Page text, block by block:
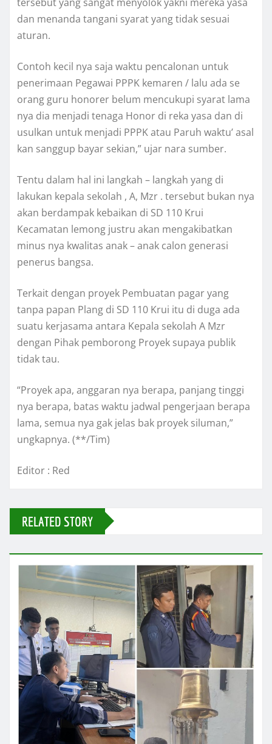
dan menanda tangani syarat yang tidak sesuai
aturan.
Contoh kecil nya saja waktu pencalonan untuk
penerimaan Pegawai PPPK kemaren / lalu ada se
orang guru honorer belum mencukupi syarat lama
nya dia menjadi tenaga Honor di reka yasa dan di
usulkan untuk menjadi PPPK atau Paruh waktu’ asal
kan sanggup bayar sekian,” ujar nara sumber.
Tentu dalam hal ini langkah – langkah yang di
lakukan kepala sekolah , A, Mzr . tersebut bukan nya
akan berdampak kebaikan di SD 110 Krui
Kecamatan lemong justru akan mengakibatkan
minus nya kwalitas anak – anak calon generasi
penerus bangsa.
Terkait dengan proyek Pembuatan pagar yang
tanpa papan Plang di SD 110 Krui itu di duga ada
suatu kerjasama antara Kepala sekolah A Mzr
dengan Pihak pemborong Proyek supaya publik
tidak tau.
“Proyek apa, anggaran nya berapa, panjang tinggi
nya berapa, batas waktu jadwal pengerjaan berapa
lama, semua nya gak jelas bak proyek siluman,”
ungkapnya. (**/Tim)
Editor : Red
RELATED STORY